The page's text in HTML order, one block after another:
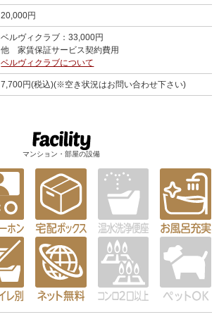
20,000円
ベルヴィクラブ：33,000円
他 家賃保証サービス契約費用
ベルヴィクラブについて
7,700円(税込)(※空き状況はお問い合わせ下さい)
マンション・部屋の設備